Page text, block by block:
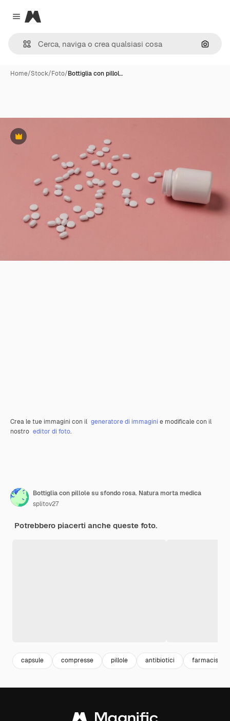
Close menu
Magnific
Cerca
Home/Stock/Foto/Bottiglia con pillol…
Premium
Crea le tue immagini con il generatore di immagini e modificale con il
nostro editor di foto.
Bottiglia con pillole su sfondo rosa. Natura morta medica
splitov27
Potrebbero piacerti anche queste foto.
capsule compresse pillole antibiotici farmacista